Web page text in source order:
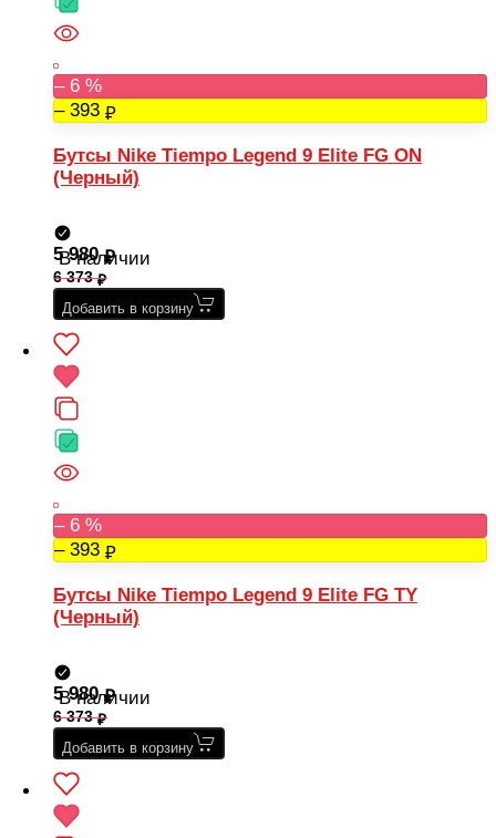
– 6 %
– 393
Бутсы Nike Tiempo Legend 9 Elite FG ON
(Черный)
В наличии
5 980
6 373
Добавить в корзину
– 6 %
– 393
Бутсы Nike Tiempo Legend 9 Elite FG TY
(Черный)
В наличии
5 980
6 373
Добавить в корзину